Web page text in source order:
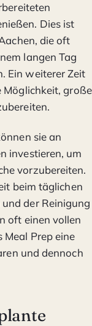
Dies ist
die oft
langen Tag
Ein weiterer Zeit
Möglichkeit, große
sie an
investieren, um
vorzubereiten.
beim täglichen
der Reinigung
oft einen vollen
Prep eine
und dennoch